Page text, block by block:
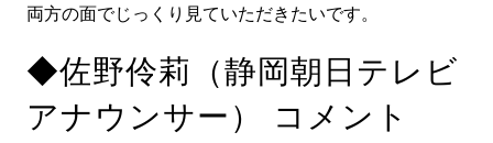
両方の面でじっくり見ていただきたいです。
◆佐野伶莉（静岡朝日テレビ
アナウンサー） コメント